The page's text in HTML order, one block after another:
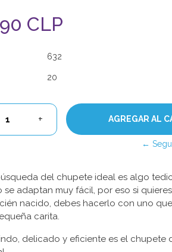
CLP
632
20
+
←
del chupete ideal es algo
se adaptan muy fácil, por eso si
nacido, debes hacerlo con uno
carita.
delicado y eficiente es el chupete